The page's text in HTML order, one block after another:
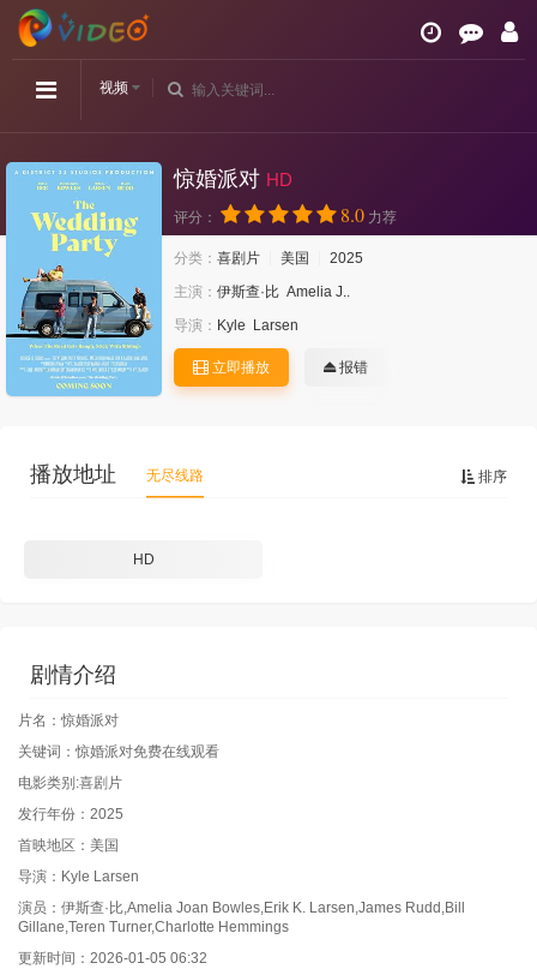
视频
惊婚派对 HD
评分： 8.0 力荐
分类： 喜剧片 美国
2025
主演： 伊斯查·比 Amelia J..
导演： Kyle Larsen
立即播放 报错
排序
播放地址 无尽线路
HD
剧情介绍
片名：惊婚派对
关键词：惊婚派对免费在线观看
电影类别:喜剧片
发行年份：2025
首映地区：美国
导演：Kyle Larsen
演员：伊斯查·比,Amelia Joan Bowles,Erik K. Larsen,James Rudd,Bill
Gillane,Teren Turner,Charlotte Hemmings
更新时间：2026-01-05 06:32